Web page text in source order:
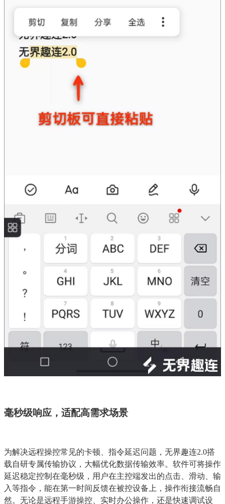
毫秒级响应，适配高需求场景
为解决远程操控常见的卡顿、指令延迟问题，无界趣连2.0搭
载自研专属传输协议，大幅优化数据传输效率。软件可将操作
延迟稳定控制在毫秒级，用户在主控端发出的点击、滑动、输
入等指令，能在第一时间反馈在被控设备上，操作衔接流畅自
然。无论是远程手游操控、实时办公操作，还是快速调试设